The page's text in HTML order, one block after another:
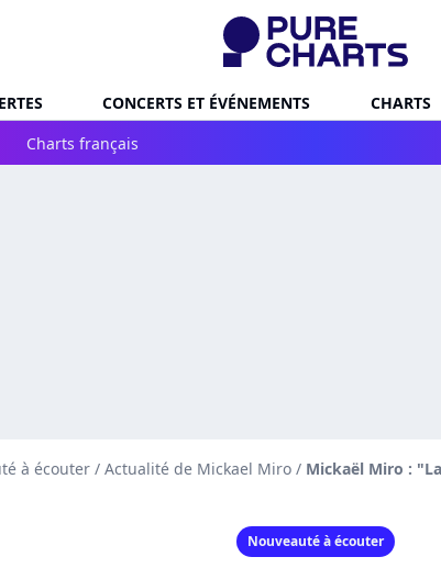
CONCERTS ET ÉVÉNEMENTS CHARTS
Charts français
à écouter / Actualité de Mickael Miro / Mickaël Miro :
Nouveauté à écouter